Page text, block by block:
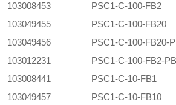
103008453
PSC1-C-100-FB2
103049455
PSC1-C-100-FB20
103049456
PSC1-C-100-FB20-
103012231
PSC1-C-100-FB2-
103008441
PSC1-C-10-FB1
103049457
PSC1-C-10-FB10